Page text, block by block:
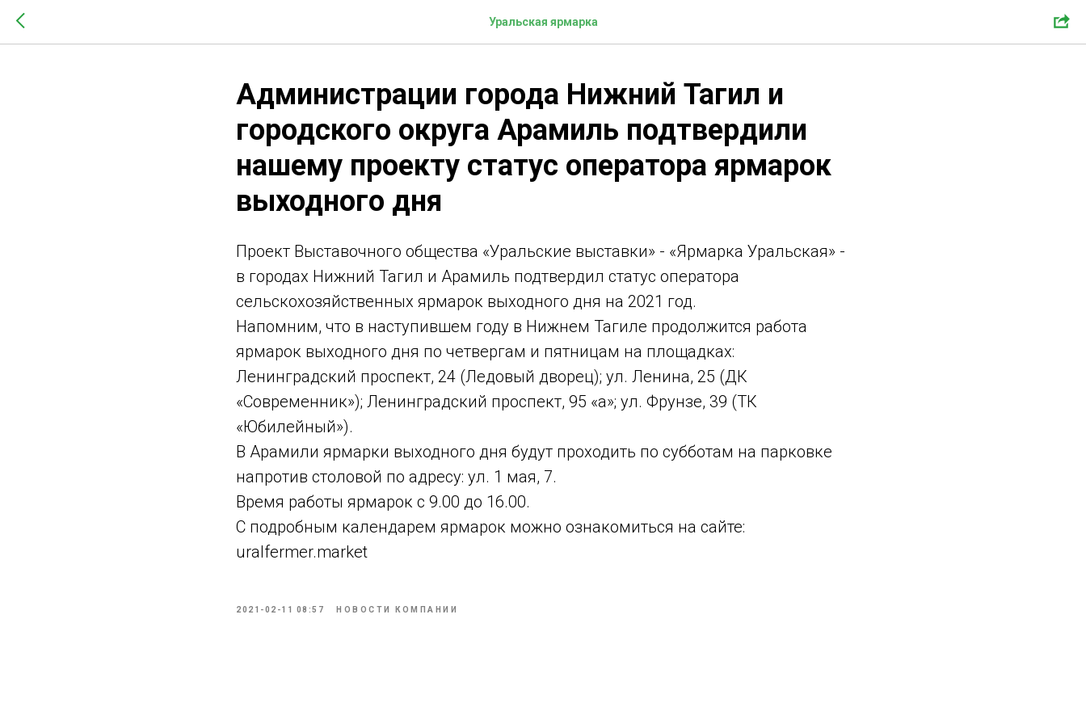
Уральская ярмарка
Администрации города Нижний Тагил и
городского округа Арамиль подтвердили
нашему проекту статус оператора ярмарок
выходного дня
Проект Выставочного общества «Уральские выставки» - «Ярмарка Уральская» -
в городах Нижний Тагил и Арамиль подтвердил статус оператора
сельскохозяйственных ярмарок выходного дня на 2021 год.
Напомним, что в наступившем году в Нижнем Тагиле продолжится работа
ярмарок выходного дня по четвергам и пятницам на площадках:
Ленинградский проспект, 24 (Ледовый дворец); ул. Ленина, 25 (ДК
«Современник»); Ленинградский проспект, 95 «а»; ул. Фрунзе, 39 (ТК
«Юбилейный»).
В Арамили ярмарки выходного дня будут проходить по субботам на парковке
напротив столовой по адресу: ул. 1 мая, 7.
Время работы ярмарок с 9.00 до 16.00.
С подробным календарем ярмарок можно ознакомиться на сайте:
uralfermer.market
2021-02-11 08:57 НОВОСТИ КОМПАНИИ